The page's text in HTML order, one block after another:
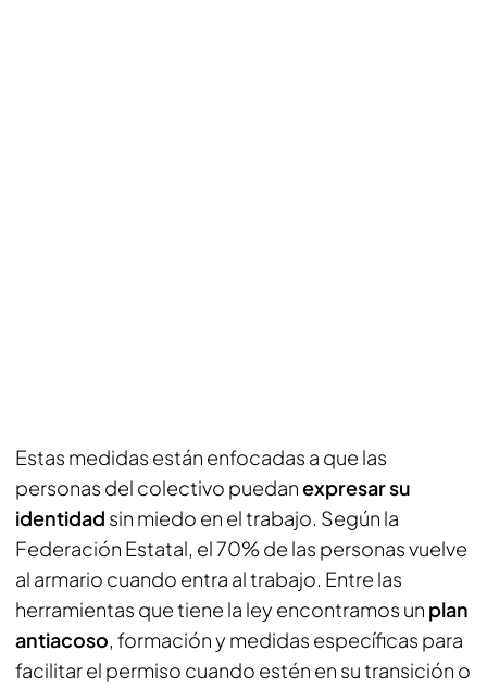
Estas medidas están enfocadas a que las
personas del colectivo puedanexpresar su
identidad sin miedo en el trabajo. Según la
Federación Estatal, el 70% de las personas vuelve
al armario cuando entra al trabajo. Entre las
herramientas que tiene la ley encontramos un plan
antiacoso, formación y medidas específicas para
facilitar el permiso cuando estén en su transición o